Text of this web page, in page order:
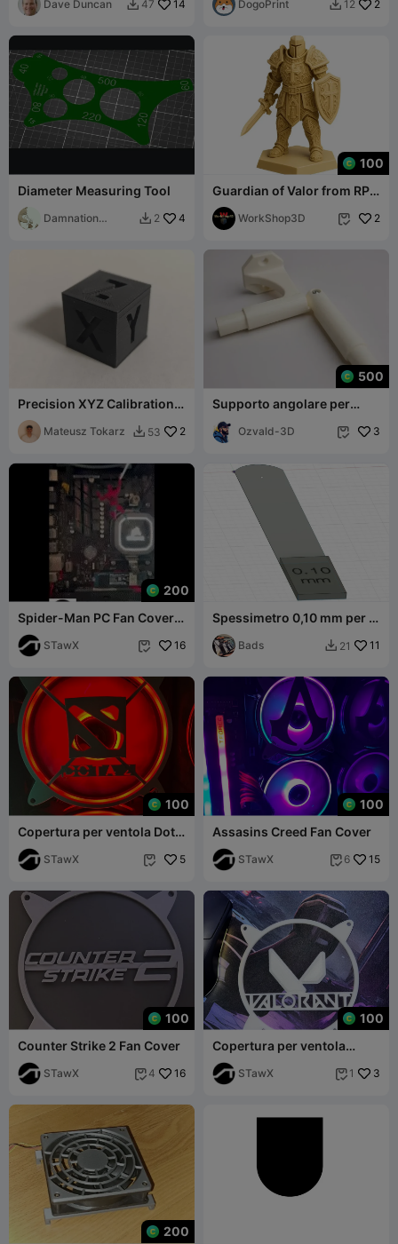
Dave Duncan  47 14 DogoPrint  12 2
Diameter Measuring Tool
Damnation
 2 4
100
Guardian of Valor from RPG
TGF KF2.pl
WorkShop3D  2
Precision XYZ Calibration
Cube 10mm – High-
Accuracy Printer
Mateusz Tokarz  53 2
500
Supporto angolare per
tende
Ozvald-3D  3
200
Spider-Man PC Fan Cover
3D
STawX  16
Spessimetro 0,10 mm per il
livellamento del piano
Bads  21 11
100
Copertura per ventola Dota
2
STawX  5
100
Assasins Creed Fan Cover
STawX  6 15
100
Counter Strike 2 Fan Cover
STawX  4 16
100
Copertura per ventola
Valorant 120 mm
STawX  1 3
200